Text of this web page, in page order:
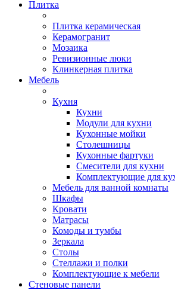
Плитка
Плитка керамическая
Керамогранит
Мозаика
Ревизионные люки
Клинкерная плитка
Мебель
Кухня
Кухни
Модули для кухни
Кухонные мойки
Столешницы
Кухонные фартуки
Смесители для кухни
Комплектующие для
Мебель для ванной комнаты
Шкафы
Кровати
Матрасы
Комоды и тумбы
Зеркала
Столы
Стеллажи и полки
Комплектующие к мебели
Стеновые панели